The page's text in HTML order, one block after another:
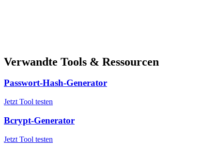
Verwandte Tools & Ressourcen
Passwort-Hash-Generator
Jetzt Tool testen
Bcrypt-Generator
Jetzt Tool testen